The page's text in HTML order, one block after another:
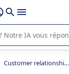
avec
guide dans
Customer relationship management (CRM)